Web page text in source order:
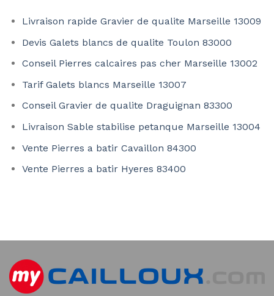
Livraison rapide Gravier de qualite Marseille 13009
Devis Galets blancs de qualite Toulon 83000
Conseil Pierres calcaires pas cher Marseille 13002
Tarif Galets blancs Marseille 13007
Conseil Gravier de qualite Draguignan 83300
Livraison Sable stabilise petanque Marseille 13004
Vente Pierres a batir Cavaillon 84300
Vente Pierres a batir Hyeres 83400